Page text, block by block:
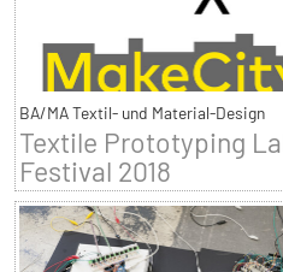
BA/MA Textil- und Material-Design
Textile Prototyping
Festival 2018